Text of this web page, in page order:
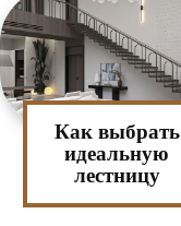
Как выбрать
идеальную
лестницу